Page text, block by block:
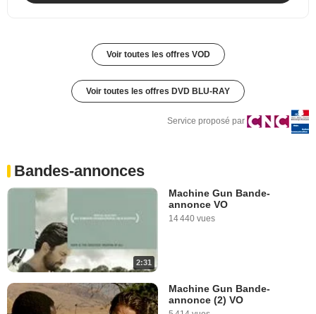
Voir toutes les offres VOD
Voir toutes les offres DVD BLU-RAY
Service proposé par
Bandes-annonces
2:31
Machine Gun Bande-
annonce VO
14 440 vues
Machine Gun Bande-
annonce (2) VO